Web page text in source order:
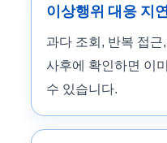
이상행위 대응 지연
과다 조회, 반복 접
사후에 확인하면 이
수 있습니다.